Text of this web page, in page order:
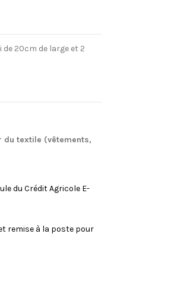
20cm de large et 2
du textile (vêtements,
du Crédit Agricole E-
remise à la poste pour